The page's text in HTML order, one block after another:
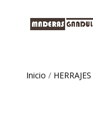
Inicio / HERRAJES